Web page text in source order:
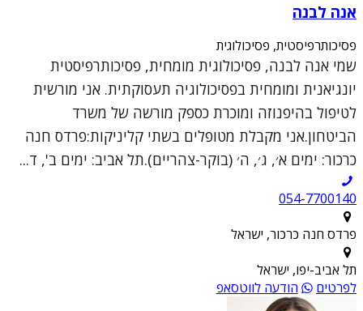
אנה לבנה
פסיכותרפיסטית, פסיכולוגית
שמי אנה לבנה, פסיכולוגית מומחית, פסיכותרפיסטית
יונגיאנית ומומחית בפסיכולוגיה תעסוקתית. אני מורשית
לטיפול בהיפנוזה ומוכרת כספק מורשה של משרד
הביטחון.אני מקבלת מטופלים בשתי קליניקות:פרדס חנה
כרכור: ימים א׳, ג׳, ה׳ (בוקר-צהריים).תל אביב: ימים ב', ד...
054-7700140
פרדס חנה כרכור, ישראל
תל אביב-יפו, ישראל
לפרטים
הודעה לווטסאפ